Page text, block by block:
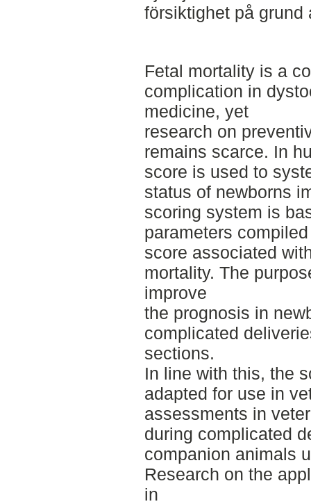
försiktighet på grund
Fetal mortality is a
complication in
medicine, yet
research on
remains scarce. In
score is used to
status of newborns
scoring system is
parameters
score associated
mortality. The
improve
the prognosis in
complicated
sections.
In line with this, the
adapted for use in
assessments in
during complicated
companion animals
Research on the
in